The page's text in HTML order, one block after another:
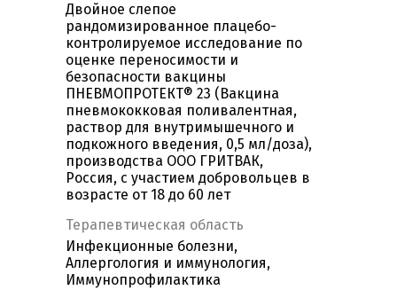
Двойное слепое
рандомизированное плацебо-
контролируемое исследование по
оценке переносимости и
безопасности вакцины
ПНЕВМОПРОТЕКТ® 23 (Вакцина
пневмококковая поливалентная,
раствор для внутримышечного и
подкожного введения, 0,5 мл/доза),
производства ООО ГРИТВАК,
Россия, с участием добровольцев в
возрасте от 18 до 60 лет
Терапевтическая область
Инфекционные болезни,
Аллергология и иммунология,
Иммунопрофилактика